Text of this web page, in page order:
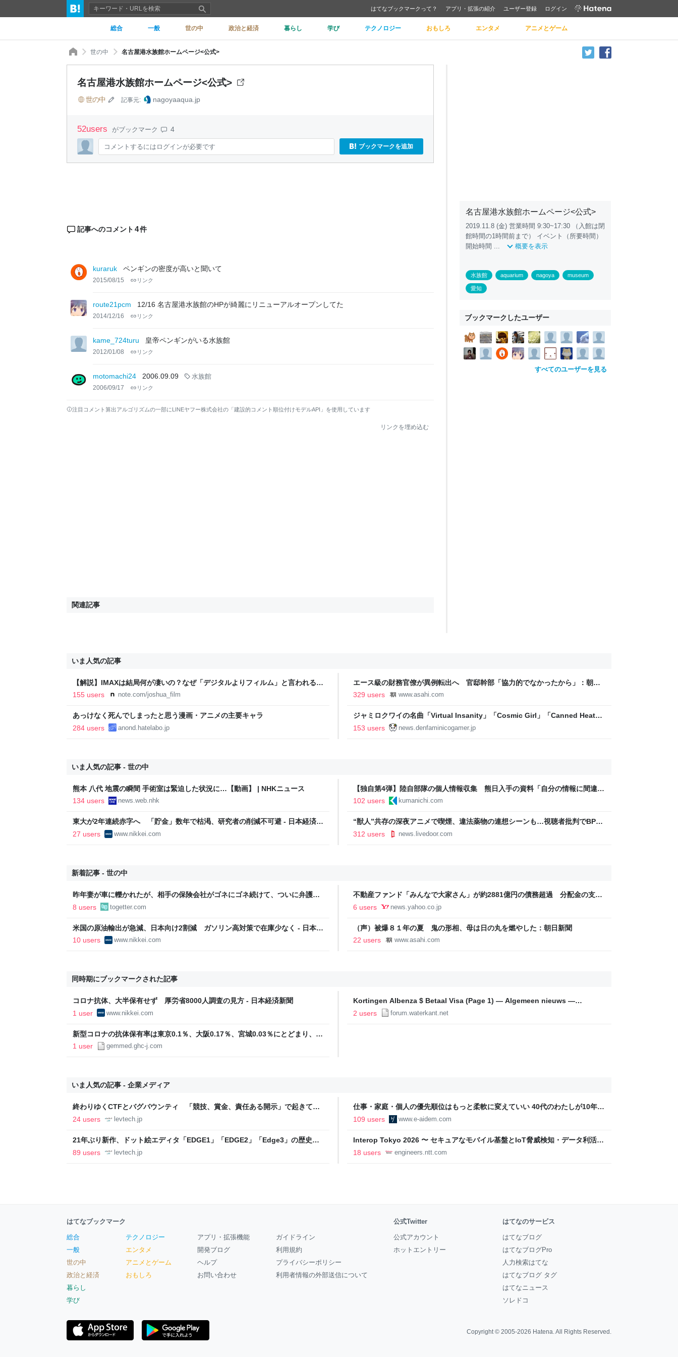
はてなブックマークって？ アプリ・拡張の紹介 ユーザー登録 ログイン
総合 一般 世の中 政治と経済 暮らし 学び テクノロジー おもしろ エンタメ アニメとゲーム
世の中 名古屋港水族館ホームページ<公式>
名古屋港水族館ホームページ<公式>
世の中 記事元: nagoyaaqua.jp
52users がブックマーク 4
コメントするにはログインが必要です ブックマークを追加
記事へのコメント 4件
kuraruk ペンギンの密度が高いと聞いて
2015/08/15 リンク
route21pcm 12/16 名古屋港水族館のHPが綺麗にリニューアルオープンしてた
2014/12/16 リンク
kame_724turu 皇帝ペンギンがいる水族館
2012/01/08 リンク
motomachi24 2006.09.09 水族館
2006/09/17 リンク
注目コメント算出アルゴリズムの一部にLINEヤフー株式会社の「建設的コメント順位付けモデルAPI」を使用しています
リンクを埋め込む
関連記事
名古屋港水族館ホームページ<公式>
2019.11.8 (金) 営業時間 9:30~17:30 （入館は閉
館時間の1時間前まで） イベント（所要時間）
開始時間 ...
概要を表示
水族館 aquarium nagoya museum
愛知
ブックマークしたユーザー
すべてのユーザーを見る
いま人気の記事
【解説】IMAXは結局何が凄いの？なぜ「デジタルよりフィルム」と言われるの
か？｜Joshua Connolly
155 users note.com/joshua_film
エース級の財務官僚が異例転出へ 官邸幹部「協力的でなかったから」：朝日
新聞
329 users www.asahi.com
あっけなく死んでしまったと思う漫画・アニメの主要キャラ
284 users
anond.hatelabo.jp
ジャミロクワイの名曲「Virtual Insanity」「Cosmic Girl」「Canned Heat」
公式日本語字幕付きMVがいきなり公開！「SUMMER SONIC 2026」での9年ぶ
153 users news.denfaminicogamer.jp
いま人気の記事 - 世の中
熊本 八代 地震の瞬間 手術室は緊迫した状況に…【動画】 | NHKニュース
134 users
news.web.nhk
【独自第4弾】陸自部隊の個人情報収集 熊日入手の資料「自分の情報に間違い
ない」 調査対象のNPO代表男性が確認 隊員とのメール履歴も一致｜熊本日
102 users kumanichi.com
東大が2年連続赤字へ 「貯金」数年で枯渇、研究者の削減不可避 - 日本経済新
聞
27 users www.nikkei.com
“獣人”共存の深夜アニメで喫煙、違法薬物の連想シーンも…視聴者批判でBPO
議論「紛らわしいことは放送しないほうが」 - ライブドアニュース
312 users news.livedoor.com
新着記事 - 世の中
昨年妻が車に轢かれたが、相手の保険会社がゴネにゴネ続けて、ついに弁護士
を立てて裁判起こしてくるらしい… 右直で自転車轢いておいてなんでそんな強
8 users togetter.com
不動産ファンド「みんなで大家さん」が約2881億円の債務超過 分配金の支払
い停止めぐり出資者約2500人が集団訴訟中 運営会社を監督する大阪府が調査
6 users news.yahoo.co.jp
米国の原油輸出が急減、日本向け2割減 ガソリン高対策で在庫少なく - 日本経
済新聞
10 users www.nikkei.com
（声）被爆８１年の夏 鬼の形相、母は日の丸を燃やした：朝日新聞
22 users
www.asahi.com
同時期にブックマークされた記事
コロナ抗体、大半保有せず 厚労省8000人調査の見方 - 日本経済新聞
1 user
www.nikkei.com
Kortingen Albenza $ Betaal Visa (Page 1) — Algemeen nieuws —
Suriname Forum op Waterkant.Net
2 users forum.waterkant.net
新型コロナの抗体保有率は東京0.1％、大阪0.17％、宮城0.03％にとどまり、感
染拡大防止と医療体制充実が依然重要―厚労省 | GemMed | データが拓く新時
1 user gemmed.ghc-j.com
いま人気の記事 - 企業メディア
終わりゆくCTFとバグバウンティ 「競技、賞金、責任ある開示」で起きてい
ること【フォーカス】 - レバテックLAB
24 users levtech.jp
仕事・家庭・個人の優先順位はもっと柔軟に変えていい 40代のわたしが10年後
の自分に伝えたいこと - りっすん by イーアイデム
109 users www.e-aidem.com
21年ぶり新作、ドット絵エディタ「EDGE1」「EDGE2」「Edge3」の歴史に
ついて作者に聞く【フォーカス】 - レバテックLAB
89 users levtech.jp
Interop Tokyo 2026 〜 セキュアなモバイル基盤とIoT脅威検知・データ利活用
への取り組み 〜 - NTT docomo Business Engineers' Blog
18 users engineers.ntt.com
はてなブックマーク
総合
一般
世の中
政治と経済
暮らし
学び
テクノロジー
エンタメ
アニメとゲーム
おもしろ
アプリ・拡張機能
開発ブログ
ヘルプ
お問い合わせ
ガイドライン
利用規約
プライバシーポリシー
利用者情報の外部送信について
公式Twitter
公式アカウント
ホットエントリー
はてなのサービス
はてなブログ
はてなブログPro
人力検索はてな
はてなブログ タグ
はてなニュース
ソレドコ
Copyright © 2005-2026 Hatena . All Rights Reserved.